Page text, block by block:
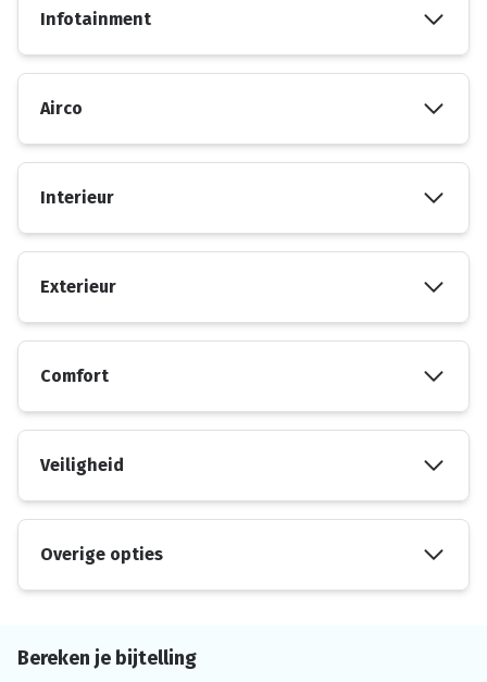
Infotainment
Airco
Interieur
Exterieur
Comfort
Veiligheid
Overige opties
Bereken je bijtelling